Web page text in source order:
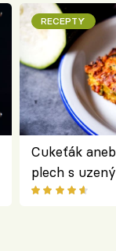
RECEPTY
Cukeťák
plech s
způsob, jak